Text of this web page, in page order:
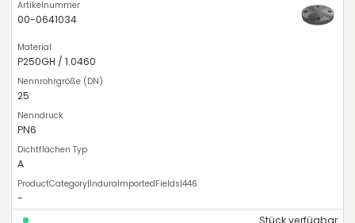
00-0641034
P250GH / 1.0460
25
PN6
A
-
Stück verfügbar